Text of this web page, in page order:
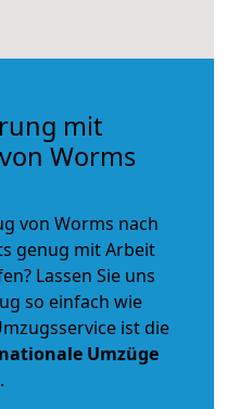
mit
Worms
von Worms nach
genug mit Arbeit
Lassen Sie uns
so einfach wie
ist die
Umzüge